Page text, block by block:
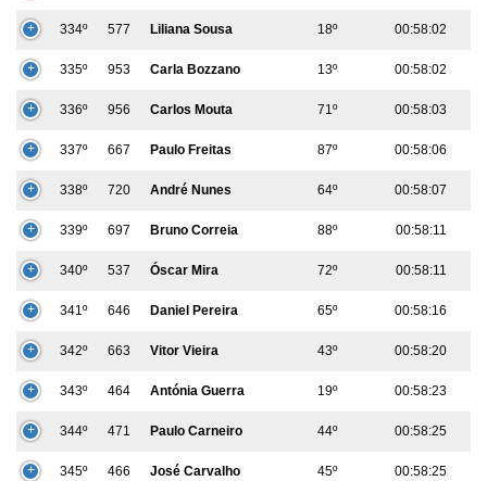
334º 577 Liliana Sousa 18º 00:58:02
335º 953 Carla Bozzano 13º 00:58:02
336º 956 Carlos Mouta 71º 00:58:03
337º 667 Paulo Freitas 87º 00:58:06
338º 720 André Nunes 64º 00:58:07
339º 697 Bruno Correia 88º 00:58:11
340º 537 Óscar Mira 72º 00:58:11
341º 646 Daniel Pereira 65º 00:58:16
342º 663 Vitor Vieira 43º 00:58:20
343º 464 Antónia Guerra 19º 00:58:23
344º 471 Paulo Carneiro 44º 00:58:25
345º 466 José Carvalho 45º 00:58:25